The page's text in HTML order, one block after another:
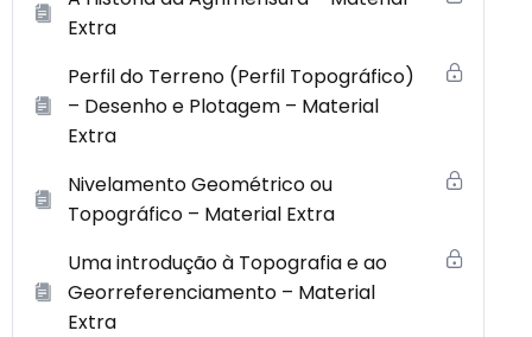
Extra
Perfil do Terreno (Perfil Topográfico)
– Desenho e Plotagem – Material
Extra
Nivelamento Geométrico ou
Topográfico – Material Extra
Uma introdução à Topografia e ao
Georreferenciamento – Material
Extra